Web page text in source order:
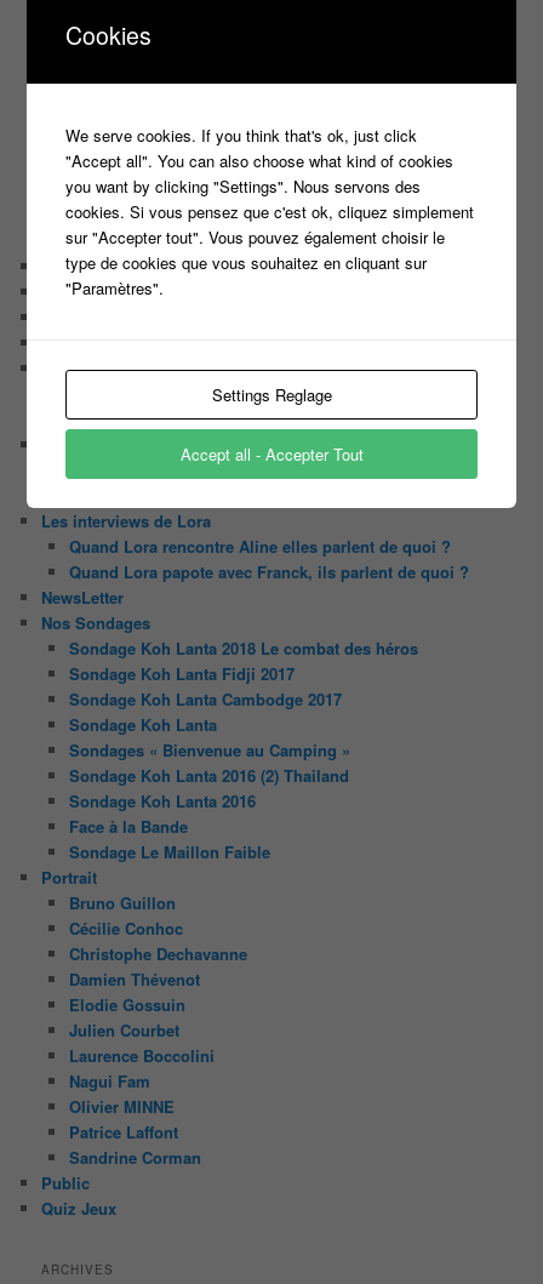
Harry
Slam
Tous les castings
Les 12 coups de midi
Les Z’Amours
N’oubliez Pas Les Paroles
Tout le monde veut prendre sa place
Chaine Youtube
Contact
Le candidat masqué
Le trombinoscope des Joueurs
Géraldine multirécidiviste des émissions TV
Serge le candidat qui a peur du noir.
Les coulisses des jeux
Les caméras d’un jeu plateau
Les interviews de Lora
Quand Lora rencontre Aline elles parlent de quoi ?
Quand Lora papote avec Franck, ils parlent de quoi ?
NewsLetter
Nos Sondages
Sondage Koh Lanta 2018 Le combat des héros
Sondage Koh Lanta Fidji 2017
Sondage Koh Lanta Cambodge 2017
Sondage Koh Lanta
Sondages « Bienvenue au Camping »
Sondage Koh Lanta 2016 (2) Thailand
Sondage Koh Lanta 2016
Face à la Bande
Sondage Le Maillon Faible
Portrait
Bruno Guillon
Cécilie Conhoc
Christophe Dechavanne
Damien Thévenot
Elodie Gossuin
Julien Courbet
Laurence Boccolini
Nagui Fam
Olivier MINNE
Patrice Laffont
Sandrine Corman
Public
Quiz Jeux
ARCHIVES
Cookies
We serve cookies. If you think that's ok, just click
"Accept all". You can also choose what kind of cookies
you want by clicking "Settings". Nous servons des
cookies. Si vous pensez que c'est ok, cliquez simplement
sur "Accepter tout". Vous pouvez également choisir le
type de cookies que vous souhaitez en cliquant sur
"Paramètres".
Settings Reglage
Accept all - Accepter Tout